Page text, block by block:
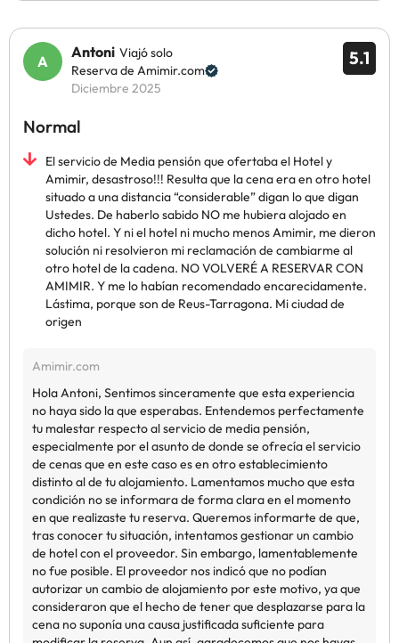
5.1
Antoni Viajó solo
Reserva de Amimir.com
Diciembre 2025
Normal
El servicio de Media pensión que ofertaba el Hotel y
Amimir, desastroso!!! Resulta que la cena era en otro hotel
situado a una distancia “considerable” digan lo que digan
Ustedes. De haberlo sabido NO me hubiera alojado en
dicho hotel. Y ni el hotel ni mucho menos Amimir, me dieron
solución ni resolvieron mi reclamación de cambiarme al
otro hotel de la cadena. NO VOLVERÉ A RESERVAR CON
AMIMIR. Y me lo habían recomendado encarecidamente.
Lástima, porque son de Reus-Tarragona. Mi ciudad de
origen